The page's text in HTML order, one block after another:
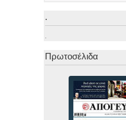
.
.
Πρωτοσέλιδα